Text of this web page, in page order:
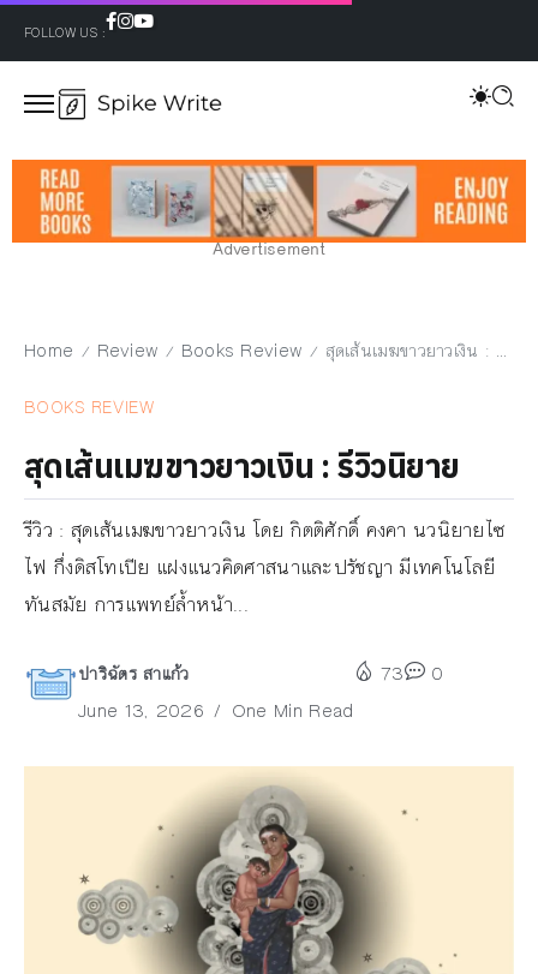
FOLLOW US :
Advertisement
Home / Review / Books Review / สุดเส้นเมฆขาวยาวเงิน : รีวิวนิยาย
BOOKS REVIEW
สุดเส้นเมฆขาวยาวเงิน : รีวิวนิยาย
รีวิว : สุดเส้นเมฆขาวยาวเงิน โดย กิตติศักดิ์ คงคา นวนิยายไซ
ไฟ กึ่งดิสโทเปีย แฝงแนวคิดศาสนาและปรัชญา มีเทคโนโลยี
ทันสมัย การแพทย์ล้ำหน้า...
ปาริฉัตร สาแก้ว
June 13, 2026
One Min Read
73 0